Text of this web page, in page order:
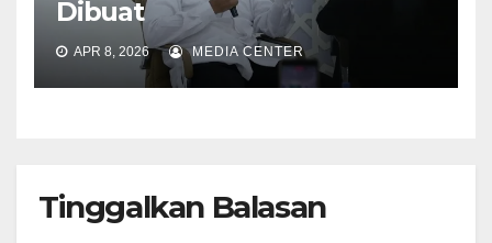
Dibuat
APR 8, 2026 MEDIA CENTER
Tinggalkan Balasan